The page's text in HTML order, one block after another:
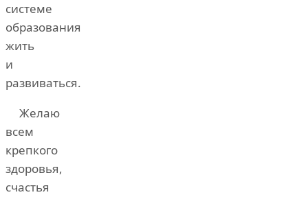
системе
образования
жить
и
развиваться.
Желаю
всем
крепкого
здоровья,
счастья